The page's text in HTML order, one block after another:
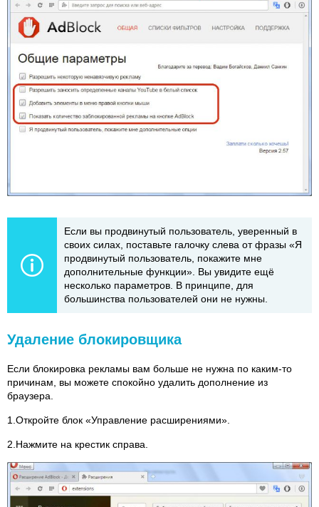
Если вы продвинутый пользователь, уверенный в
своих силах, поставьте галочку слева от фразы «Я
продвинутый пользователь, покажите мне
дополнительные функции». Вы увидите ещё
несколько параметров. В принципе, для
большинства пользователей они не нужны.
Удаление блокировщика
Если блокировка рекламы вам больше не нужна по каким-то
причинам, вы можете спокойно удалить дополнение из
браузера.
1.Откройте блок «Управление расширениями».
2.Нажмите на крестик справа.